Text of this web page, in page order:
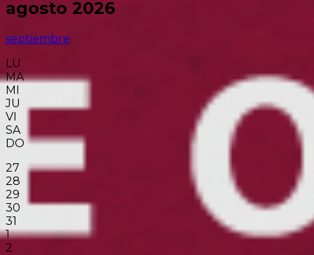
agosto 2026
septiembre
LU
MA
MI
JU
VI
SA
DO
27
28
29
30
31
1
2